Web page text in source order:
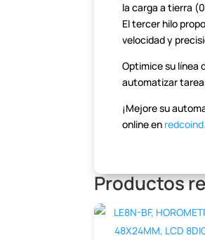
la carga a tierra
El tercer hilo
velocidad y
Optimice su línea
automatizar
¡Mejore su
online en
Productos